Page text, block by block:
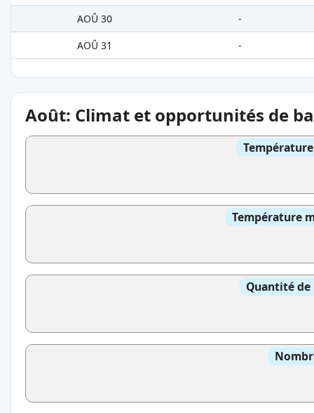
AOÛ 30
-
AOÛ 31
-
Août: Climat et opportunités de
Température
Quantité